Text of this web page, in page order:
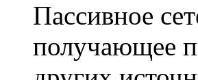
Пассивное
получающее